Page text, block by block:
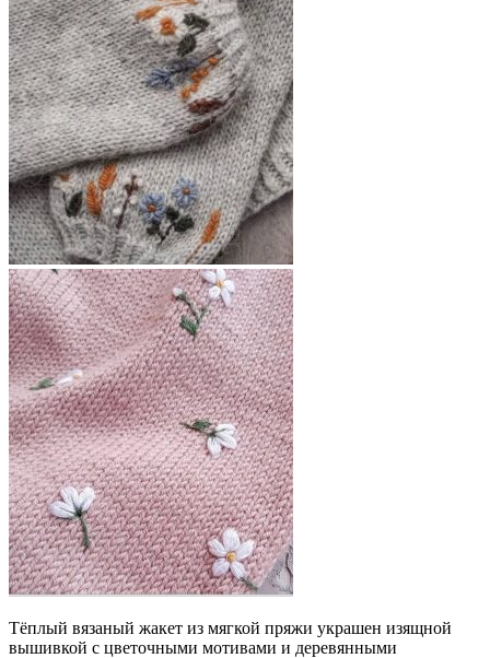
Тёплый вязаный жакет из мягкой пряжи украшен изящной
вышивкой с цветочными мотивами и деревянными